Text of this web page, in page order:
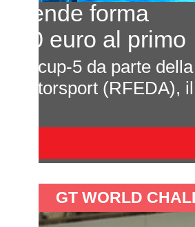
In 7 per un
L'equilibrio
Davide Attanasio -
magnum di corse,
GT WORLD